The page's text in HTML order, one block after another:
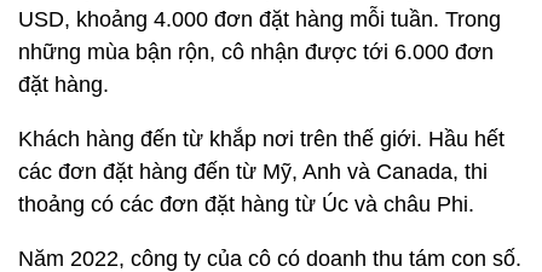
USD, khoảng 4.000 đơn đặt hàng mỗi tuần. Trong
những mùa bận rộn, cô nhận được tới 6.000 đơn
đặt hàng.
Khách hàng đến từ khắp nơi trên thế giới. Hầu hết
các đơn đặt hàng đến từ Mỹ, Anh và Canada, thi
thoảng có các đơn đặt hàng từ Úc và châu Phi.
Năm 2022, công ty của cô có doanh thu tám con số.